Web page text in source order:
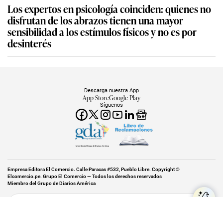
Los expertos en psicología coinciden: quienes no
disfrutan de los abrazos tienen una mayor
sensibilidad a los estímulos físicos y no es por
desinterés
Síguenos
Descarga nuestra App
App StoreGoogle Play
Miembro del Grupo de Diarios América
Empresa Editora El Comercio. Calle Paracas #532, Pueblo Libre. Copyright ©
Elcomercio.pe. Grupo El Comercio — Todos los derechos reservados
Miembro del Grupo de Diarios América